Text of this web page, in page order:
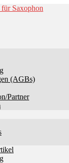
(AGBs)
Partner